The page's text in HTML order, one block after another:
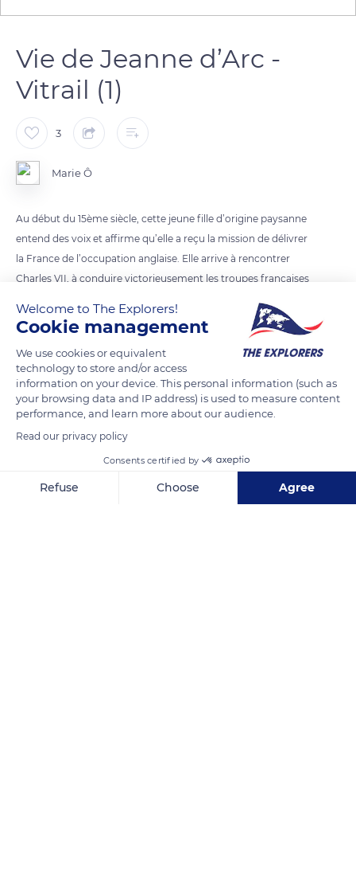
Vie de Jeanne d’Arc -
Vitrail (1)
3
Marie Ô
Au début du 15ème siècle, cette jeune fille d’origine paysanne
entend des voix et affirme qu’elle a reçu la mission de délivrer
la France de l’occupation anglaise. Elle arrive à rencontrer
Charles VII, à conduire victorieusement les troupes françaises
conduire le roi au sacre à Reims (vitrail de gauche),
contribuant ainsi à inverser le cours de la guerre de Cent Ans.
Après la bataille de Montépilloy, la trêve de Compiègne fût
signée le 28 août 1429. Les villes picardes de Compiègne,
Pont-Sainte-Maxence et Senlis devaient être restituées par
Charles VII au Duc de Bedford.
Cette série de vitraux relatant la vie de Jeanne d’Arc a été
réalisée par le maître-verrier Tournel en 1920.
Welcome to The Explorers!
Cookie management
We use cookies or equivalent
technology to store and/or access
information on your device. This personal information (such as
your browsing data and IP address) is used to measure content
performance, and learn more about our audience.
Read our privacy policy
Consents certified by
Refuse Choose Agree